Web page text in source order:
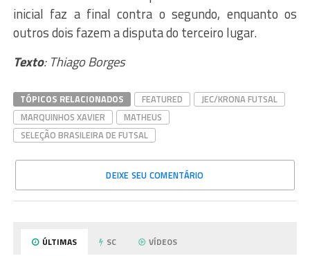
inicial faz a final contra o segundo, enquanto os
outros dois fazem a disputa do terceiro lugar.
Texto: Thiago Borges
TÓPICOS RELACIONADOS FEATURED
JEC/KRONA FUTSAL
MARQUINHOS XAVIER
MATHEUS
SELEÇÃO BRASILEIRA DE FUTSAL
DEIXE SEU COMENTÁRIO
ÚLTIMAS SC VÍDEOS